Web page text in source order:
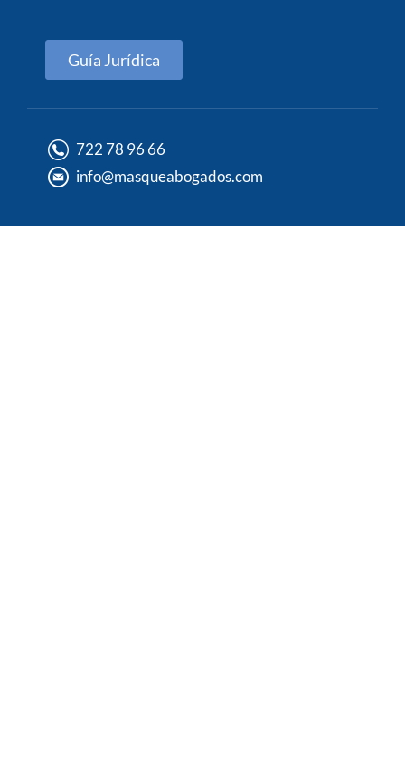
Guía Jurídica
722 78 96 66
info@masqueabogados.com